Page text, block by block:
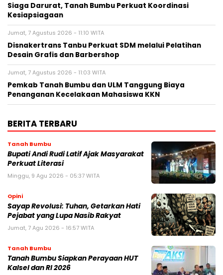
Siaga Darurat, Tanah Bumbu Perkuat Koordinasi
Kesiapsiagaan
Jumat, 7 Agustus 2026 - 11:10 WITA
Disnakertrans Tanbu Perkuat SDM melalui Pelatihan
Desain Grafis dan Barbershop
Jumat, 7 Agustus 2026 - 11:03 WITA
Pemkab Tanah Bumbu dan ULM Tanggung Biaya
Penanganan Kecelakaan Mahasiswa KKN
BERITA TERBARU
Tanah Bumbu
Bupati Andi Rudi Latif Ajak Masyarakat
Perkuat Literasi
Minggu, 9 Agu 2026 - 05:37 WITA
Opini
Sayap Revolusi: Tuhan, Getarkan Hati
Pejabat yang Lupa Nasib Rakyat
Jumat, 7 Agu 2026 - 16:57 WITA
Tanah Bumbu
Tanah Bumbu Siapkan Perayaan HUT
Kalsel dan RI 2026